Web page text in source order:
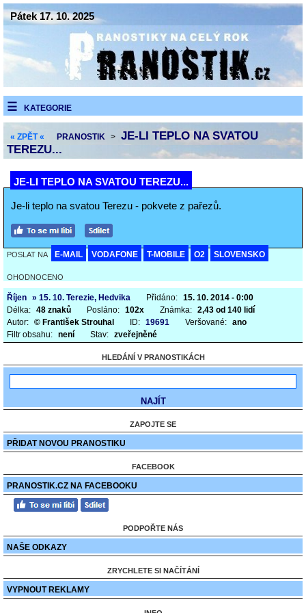
Pátek 17. 10. 2025
KATEGORIE
« ZPĚT « PRANOSTIK > JE-LI TEPLO NA SVATOU
TEREZU...
JE-LI TEPLO NA SVATOU TEREZU...
Je-li teplo na svatou Terezu - pokvete z pařezů.
POSLAT NA E-MAIL VODAFONE T-MOBILE O2 SLOVENSKO
OHODNOCENO
Říjen » 15. 10. Terezie, Hedvika Přidáno: 15. 10. 2014 - 0:00
Délka: 48 znaků Posláno: 102x Známka: 2,43 od 140 lidí
Autor: © František Strouhal ID: 19691 Veršované: ano
Filtr obsahu: není Stav: zveřejněné
HLEDÁNÍ V PRANOSTIKÁCH
ZAPOJTE SE
PŘIDAT NOVOU PRANOSTIKU
FACEBOOK
PRANOSTIK.CZ NA FACEBOOKU
PODPOŘTE NÁS
NAŠE ODKAZY
ZRYCHLETE SI NAČÍTÁNÍ
VYPNOUT REKLAMY